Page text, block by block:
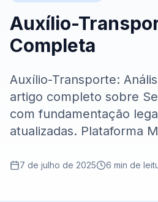
API Local
Segurança
PARA QUEM
Procuradorias
Defensorias
Tribunais de Contas
Auxílio-
Completa
Auxílio-Transporte:
artigo completo sobre
com fundamentação
atualizadas. Plataforma
7 de julho de 2025 6 min de